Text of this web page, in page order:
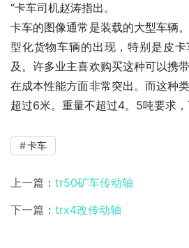
“卡车司机赵涛指出。
卡车的图像通常是装载的大型车辆
型化货物车辆的出现，特别是皮
及。许多业主喜欢购买这种可以携
在成本性能方面非常突出。而这种
超过6米。重量不超过4。5吨要求
卡车
上一篇： tr50矿车传动轴
下一篇： trx4改传动轴